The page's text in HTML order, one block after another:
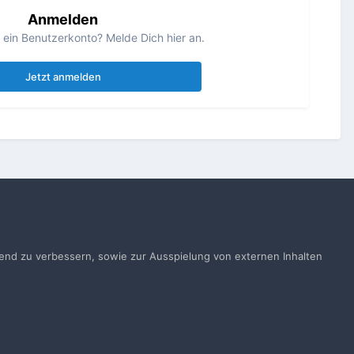
Anmelden
Benutzerkonto? Melde Dich hier an.
Jetzt anmelden
zu verbessern, sowie zur Ausspielung von externen Inhalten